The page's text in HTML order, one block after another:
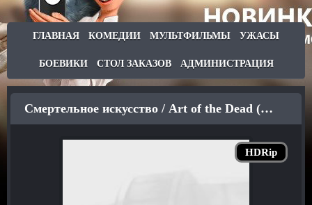
ГЛАВНАЯ КОМЕДИИ МУЛЬТФИЛЬМЫ УЖАСЫ
БОЕВИКИ СТОЛ ЗАКАЗОВ АДМИНИСТРАЦИЯ
HDRip
Смертельное искусство / Art of the Dead (2019)